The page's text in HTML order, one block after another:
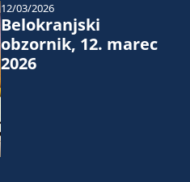
Belokranjski
obzornik, 12. marec
2026
12/03/2026